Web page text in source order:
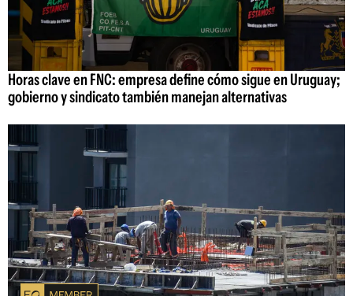
Horas clave en FNC: empresa define cómo sigue en Uruguay;
gobierno y sindicato también manejan alternativas